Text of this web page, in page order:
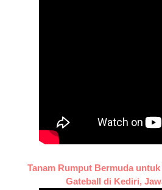
Tanam Rumput Bermuda
Gateball di Kediri,